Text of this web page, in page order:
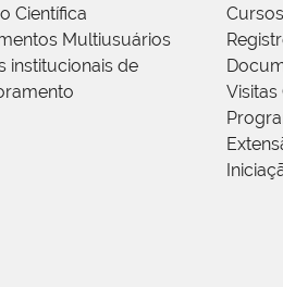
Científica
Multiusuários
institucionais de
Visitas